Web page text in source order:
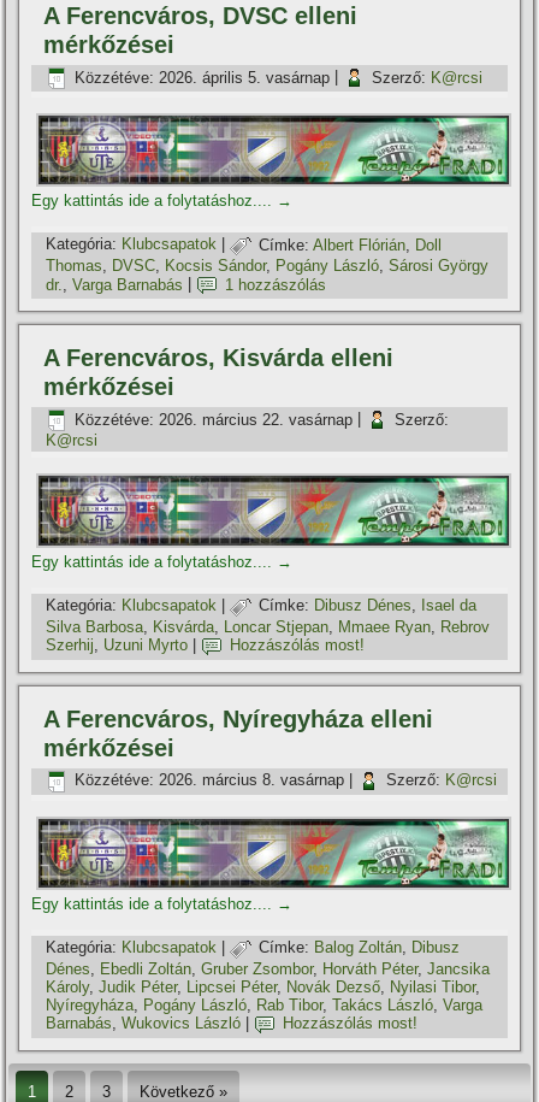
A Ferencváros, DVSC elleni
mérkőzései
Közzétéve: 2026. április 5. vasárnap Szerző: K@rcsi
Egy kattintás ide a folytatáshoz.... →
Kategória: Klubcsapatok | Címke: Albert Flórián
Doll
Thomas, DVSC, Kocsis Sándor, Pogány László,Sárosi György
dr.
,Varga Barnabás 1 hozzászólás
A Ferencváros, Kisvárda elleni
mérkőzései
Közzétéve: 2026. március 22. vasárnap
Szerző:
K@rcsi
Egy kattintás ide a folytatáshoz.... →
Kategória: Klubcsapatok | Címke: Dibusz Dénes, Isael da
Silva Barbosa Kisvárda Loncar Stjepan Mmaee Ryan Rebrov
Szerhij, Uzuni Myrto Hozzászólás most!
A Ferencváros, Nyí­regyháza elleni
mérkőzései
Közzétéve: 2026. március 8. vasárnap Szerző: K@rcsi
Egy kattintás ide a folytatáshoz.... →
Kategória: Klubcsapatok | Címke: Balog Zoltán, Dibusz
Dénes
Ebedli Zoltán ,Gruber Zsombor, Horváth Péter,Jancsika
Károly,Judik Péter, Lipcsei Péter, Novák Dezső Nyilasi Tibor,
Nyí­regyháza
Pogány László Rab Tibor,Takács László ,Varga
Barnabás,Wukovics László Hozzászólás most!
1 2 3 Következő »